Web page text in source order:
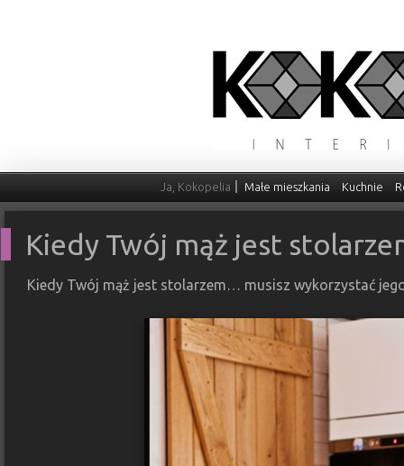
Ja, Kokopelia Małe mieszkania Kuchnie
Kiedy Twój mąż jest
Kiedy Twój mąż jest stolarzem… musisz wykorzystać